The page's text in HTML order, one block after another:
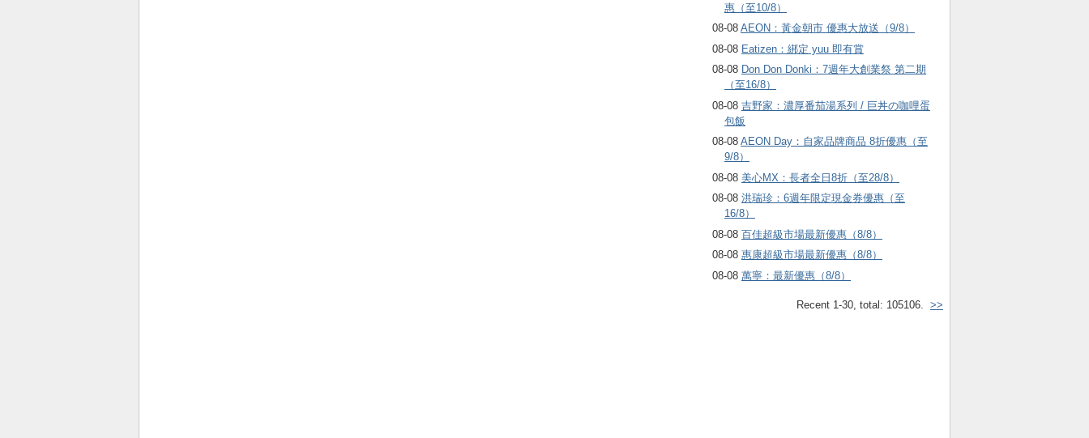
惠（至10/8）
08-08 AEON：黃金朝市 優惠大放送（9/8）
08-08 Eatizen：綁定 yuu 即有賞
08-08 Don Don Donki：7週年大創業祭 第二期
（至16/8）
08-08 吉野家：濃厚番茄湯系列 / 巨丼の咖哩蛋
包飯
08-08 AEON Day：自家品牌商品 8折優惠（至
9/8）
08-08 美心MX：長者全日8折（至28/8）
08-08 洪瑞珍：6週年限定現金券優惠（至
16/8）
08-08 百佳超級市場最新優惠（8/8）
08-08 惠康超級市場最新優惠（8/8）
08-08 萬寧：最新優惠（8/8）
Recent 1-30, total: 105106. >>